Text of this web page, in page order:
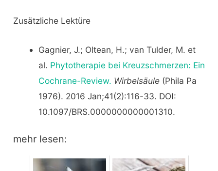
Zusätzliche Lektüre
Gagnier, J.; Oltean, H.; van Tulder, M. et
al. Phytotherapie bei Kreuzschmerzen: Ein
Cochrane-Review. Wirbelsäule(Phila Pa
1976). 2016 Jan;41(2):116-33. DOI:
10.1097/BRS.0000000000001310.
mehr lesen: